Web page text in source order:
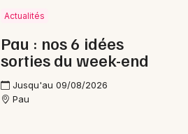
Actualités
Pau : nos 6 idées
sorties du week-end
Jusqu'au 09/08/2026
Pau